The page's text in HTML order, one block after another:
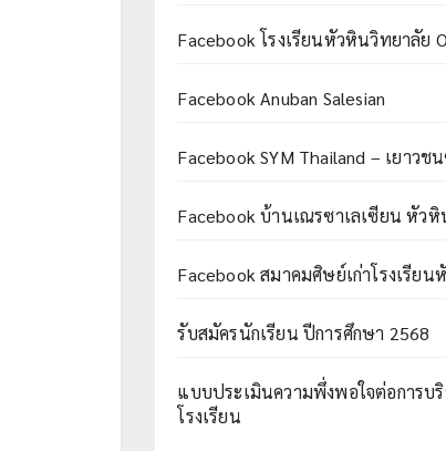
Facebook โรงเรียนหัวหินวิทยาลัย
Facebook Anuban Salesian
Facebook SYM Thailand – เยาวช
Facebook บ้านเณรซาเลเซียน หัวหิ
Facebook สมาคมศิษย์เก่าโรงเรีย
รับสมัครนักเรียน ปีการศึกษา 2568
แบบประเมินความพึ่งพอใจต่อการบริ
โรงเรียน